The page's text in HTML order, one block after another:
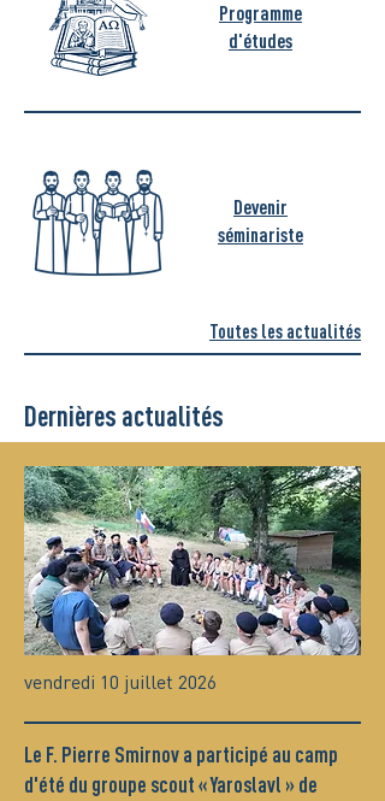
Programme
d'études
Devenir
séminariste
Toutes les actualités
Dernières actualités
vendredi 10 juillet 2026
Le F. Pierre Smirnov a participé au camp
d'été du groupe scout « Yaroslavl » de